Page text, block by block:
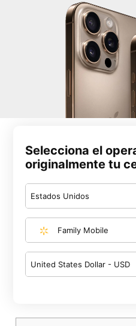
Selecciona el
originalmente tu
Estados Unidos
Family Mobile
United States Dollar - USD